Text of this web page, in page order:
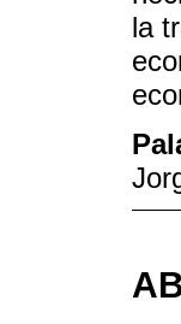
la